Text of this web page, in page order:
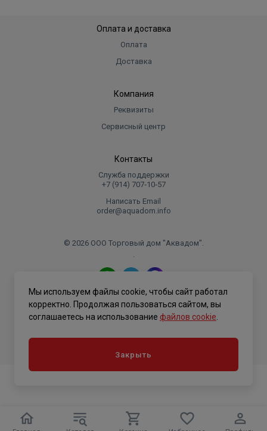
Оплата и доставка
Оплата
Доставка
Компания
Реквизиты
Сервисный центр
Контакты
Служба поддержки
+7 (914) 707‑10‑57
Написать Email
order@aquadom.info
© 2026 ООО Торговый дом "Аквадом".
.
Политика конфиденциальности
Мы используем файлы cookie, чтобы сайт работал
корректно. Продолжая пользоваться сайтом, вы
соглашаетесь на использование файлов cookie
Закрыть